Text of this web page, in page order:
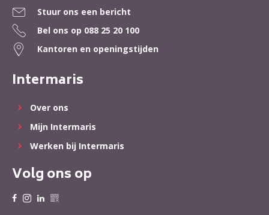
Stuur ons een bericht
Bel ons op 088 25 20 100
Kantoren en openingstijden
Intermaris
Over ons
Mijn Intermaris
Werken bij Intermaris
Volg ons op